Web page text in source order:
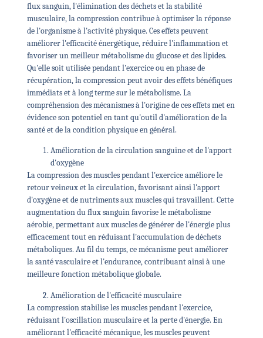
flux sanguin, l'élimination des déchets et la stabilité
musculaire, la compression contribue à optimiser la réponse
de l'organisme à l'activité physique. Ces effets peuvent
améliorer l'efficacité énergétique, réduire l'inflammation et
favoriser un meilleur métabolisme du glucose et des lipides.
Qu'elle soit utilisée pendant l'exercice ou en phase de
récupération, la compression peut avoir des effets bénéfiques
immédiats et à long terme sur le métabolisme. La
compréhension des mécanismes à l'origine de ces effets met en
évidence son potentiel en tant qu'outil d'amélioration de la
santé et de la condition physique en général.
Amélioration de la circulation sanguine et de l'apport
d'oxygène
La compression des muscles pendant l'exercice améliore le
retour veineux et la circulation, favorisant ainsi l'apport
d'oxygène et de nutriments aux muscles qui travaillent. Cette
augmentation du flux sanguin favorise le métabolisme
aérobie, permettant aux muscles de générer de l'énergie plus
efficacement tout en réduisant l'accumulation de déchets
métaboliques. Au fil du temps, ce mécanisme peut améliorer
la santé vasculaire et l'endurance, contribuant ainsi à une
meilleure fonction métabolique globale.
Amélioration de l'efficacité musculaire
La compression stabilise les muscles pendant l'exercice,
réduisant l'oscillation musculaire et la perte d'énergie. En
améliorant l'efficacité mécanique, les muscles peuvent